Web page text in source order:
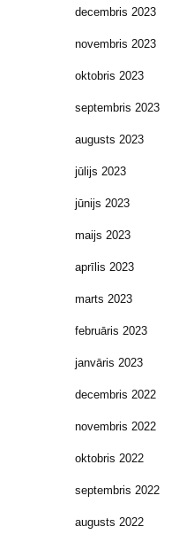
decembris 2023
novembris 2023
oktobris 2023
septembris 2023
augusts 2023
jūlijs 2023
jūnijs 2023
maijs 2023
aprīlis 2023
marts 2023
februāris 2023
janvāris 2023
decembris 2022
novembris 2022
oktobris 2022
septembris 2022
augusts 2022